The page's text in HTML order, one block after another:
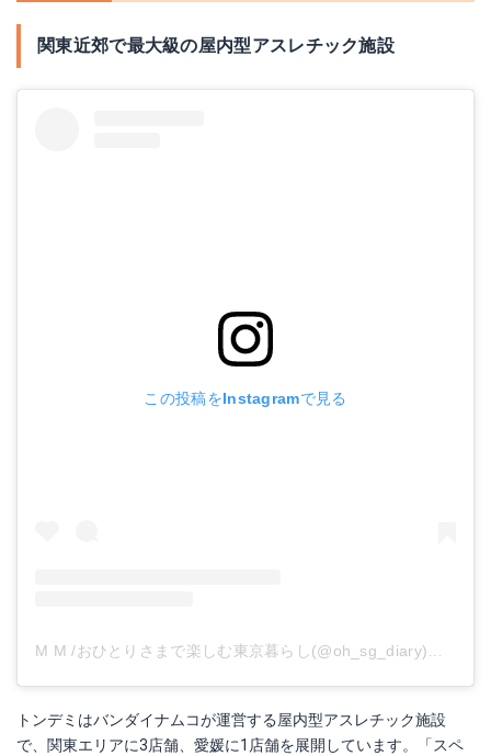
関東近郊で最大級の屋内型アスレチック施設
この投稿をInstagramで見る
M M /おひとりさまで楽しむ東京暮らし(@oh_sg_diary)がシェアした投稿
トンデミはバンダイナムコが運営する屋内型アスレチック施設
で、関東エリアに3店舗、愛媛に1店舗を展開しています。「スペ